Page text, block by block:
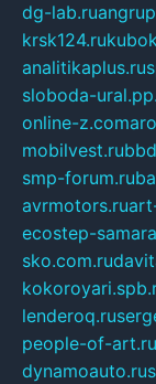
dg-lab.ru
krsk124.ru
analitikaplus.ru
sloboda-
online-z.com
mobilvest.ru
smp-forum.ru
avrmotors.ru
ecostep-
sko.com.ru
lenderoq.ru
people-of-art.ru
dynamoauto.ru